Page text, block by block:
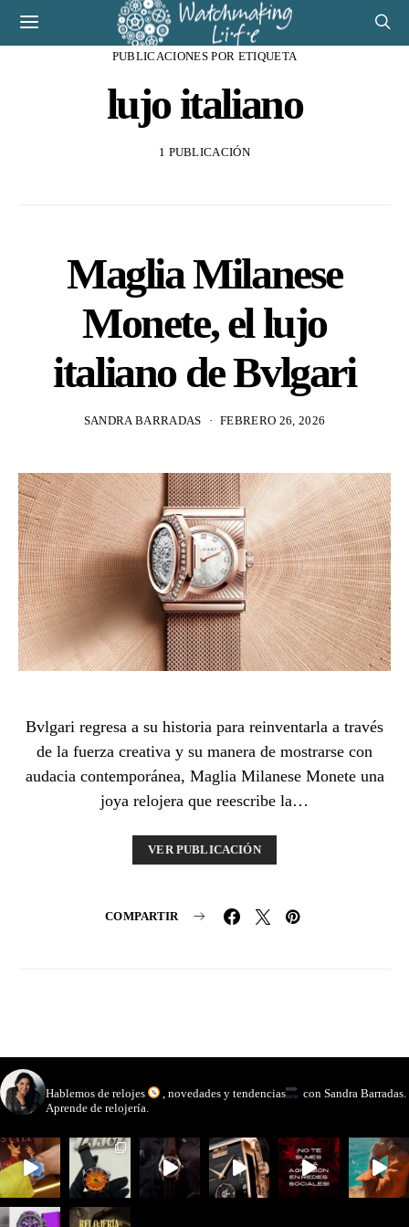
PUBLICACIONES POR ETIQUETA
lujo italiano
1 PUBLICACIÓN
Maglia Milanese
Monete, el lujo
italiano de Bvlgari
SANDRA BARRADAS FEBRERO 26, 2026
Bvlgari regresa a su historia para reinventarla a través
de la fuerza creativa y su manera de mostrarse con
audacia contemporánea, Maglia Milanese Monete una
joya relojera que reescribe la…
VER PUBLICACIÓN
COMPARTIR
Hablemos de relojes , novedades y tendencias
con Sandra Barradas.
Aprende de relojería.